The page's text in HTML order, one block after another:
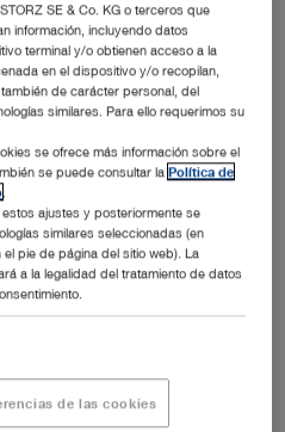
urinaria
de la próstata (EPP)
UroLift®
(URS)
urotelial del tracto
ureteral
(URS / RIRS)
urotelial del tracto
mínimamente invasiva
Cerrar todo
SE & Co. KG o terceros que
información, incluyendo datos
terminal y/o obtienen acceso a la
en el dispositivo y/o recopilan,
de carácter personal, del
similares. Para ello requerimos su
se ofrece más información sobre el
se puede consultar laPolítica de
ajustes y posteriormente se
similares seleccionadas (en
el pie de página del sitio web). La
a la legalidad del tratamiento de datos
de las cookies